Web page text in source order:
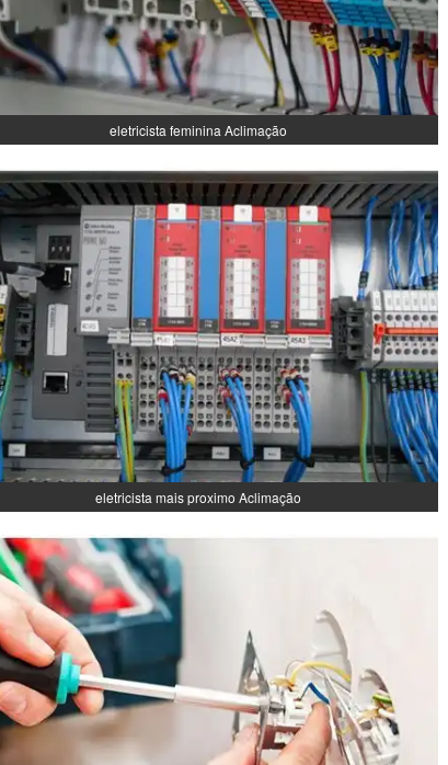
eletricista feminina Aclimação
eletricista mais proximo Aclimação